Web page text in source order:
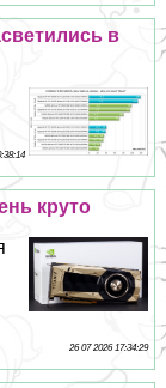
в
круто
26 07 2026 17:34:29